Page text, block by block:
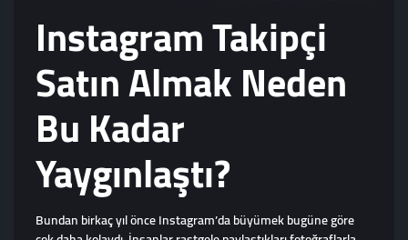
Instagram Takipçi
Satın Almak Neden
Bu Kadar
Yaygınlaştı?
Bundan birkaç yıl önce Instagram’da büyümek bugüne göre